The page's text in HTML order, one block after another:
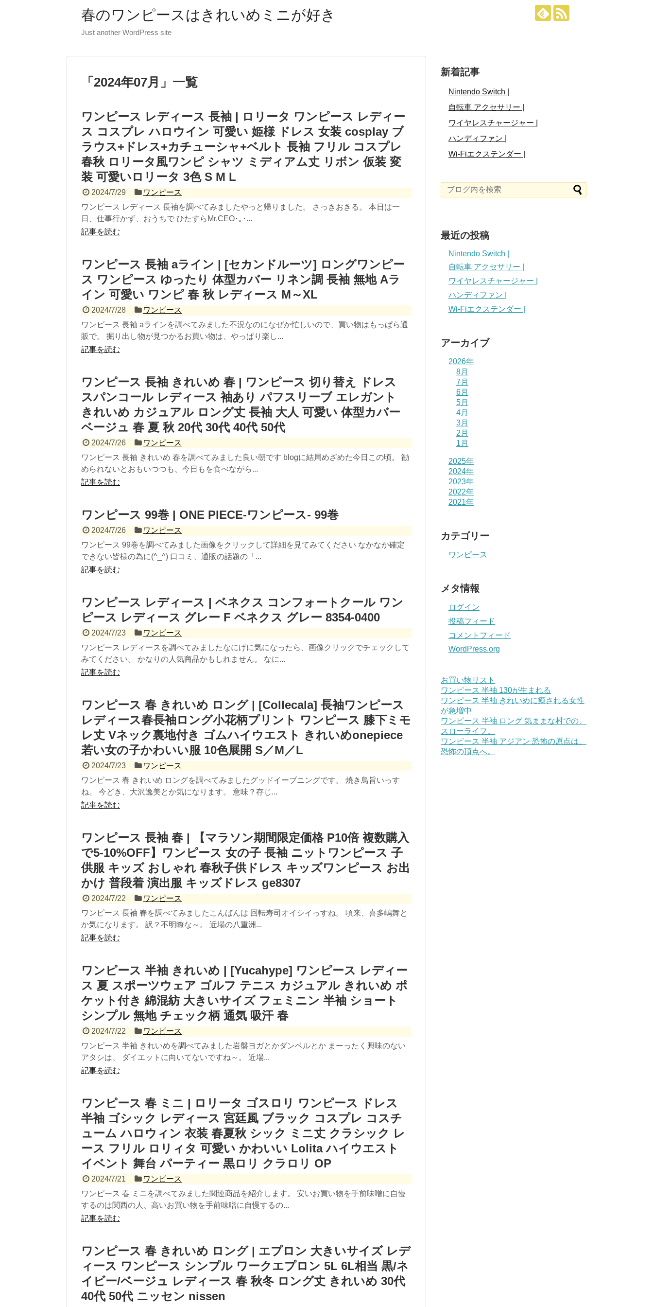
春のワンピースはきれいめミニが好き
Just another WordPress site
「 2024年07月 」 一覧
ワンピース レディース 長袖 | ロリータ ワンピース レディー
ス コスプレ ハロウイン 可愛い 姫様 ドレス 女装 cosplay ブ
ラウス+ドレス+カチューシャ+ベルト 長袖 フリル コスプレ
春秋 ロリータ風ワンピ シャツ ミディアム丈 リボン 仮装 変
装 可愛いロリータ 3色 S M L
2024/7/29
ワンピース
ワンピース レディース 長袖を調べてみましたやっと帰りました。 さっきおきる。 本日は一
日、仕事行かず、おうちで ひたすらMr.CEO･｡･...
記事を読む
ワンピース 長袖 aライン | [セカンドルーツ] ロングワンピー
ス ワンピース ゆったり 体型カバー リネン調 長袖 無地 Aラ
イン 可愛い ワンピ 春 秋 レディース M～XL
2024/7/28
ワンピース
ワンピース 長袖 aラインを調べてみました不況なのになぜか忙しいので、買い物はもっぱら通
販で。 掘り出し物が見つかるお買い物は、やっぱり楽し...
記事を読む
ワンピース 長袖 きれいめ 春 | ワンピース 切り替え ドレス
スパンコール レディース 袖あり パフスリーブ エレガント
きれいめ カジュアル ロング丈 長袖 大人 可愛い 体型カバー
ベージュ 春 夏 秋 20代 30代 40代 50代
2024/7/26
ワンピース
ワンピース 長袖 きれいめ 春を調べてみました良い朝です blogに結局めざめた今日この頃。 勧
められないとおもいつつも、今日もを食べながら...
記事を読む
ワンピース 99巻 | ONE PIECE-ワンピース- 99巻
2024/7/26
ワンピース
ワンピース 99巻を調べてみました画像をクリックして詳細を見てみてください なかなか確定
できない皆様の為に(^_^) 口コミ、通販の話題の「...
記事を読む
ワンピース レディース | ベネクス コンフォートクール ワン
ピース レディース グレー F ベネクス グレー 8354-0400
2024/7/23
ワンピース
ワンピース レディースを調べてみましたなにげに気になったら、画像クリックでチェックして
みてください。 かなりの人気商品かもしれません。 なに...
記事を読む
ワンピース 春 きれいめ ロング | [Collecala] 長袖ワンピース
レディース春長袖ロング小花柄プリント ワンピース 膝下ミモ
レ丈 Vネック裏地付き ゴムハイウエスト きれいめonepiece
若い女の子かわいい服 10色展開 S／M／L
2024/7/23
ワンピース
ワンピース 春 きれいめ ロングを調べてみましたグッドイーブニングです。 焼き鳥旨いっす
ね。 今どき、大沢逸美とか気になります。 意味？存じ...
記事を読む
ワンピース 長袖 春 | 【マラソン期間限定価格 P10倍 複数購入
で5-10%OFF】ワンピース 女の子 長袖 ニットワンピース 子
供服 キッズ おしゃれ 春秋子供ドレス キッズワンピース お出
かけ 普段着 演出服 キッズドレス ge8307
2024/7/22
ワンピース
ワンピース 長袖 春を調べてみましたこんばんは 回転寿司オイシイっすね。 頃来、喜多嶋舞と
か気になります。 訳？不明瞭な～。 近場の八重洲...
記事を読む
ワンピース 半袖 きれいめ | [Yucahype] ワンピース レディー
ス 夏 スポーツウェア ゴルフ テニス カジュアル きれいめ ポ
ケット付き 綿混紡 大きいサイズ フェミニン 半袖 ショート
シンプル 無地 チェック柄 通気 吸汗 春
2024/7/22
ワンピース
ワンピース 半袖 きれいめを調べてみました岩盤ヨガとかダンベルとか まーったく興味のない
アタシは、 ダイエットに向いてないですね～。 近場...
記事を読む
ワンピース 春 ミニ | ロリータ ゴスロリ ワンピース ドレス
半袖 ゴシック レディース 宮廷風 ブラック コスプレ コスチ
ューム ハロウィン 衣装 春夏秋 シック ミニ丈 クラシック レ
ース フリル ロリィタ 可愛い かわいい Lolita ハイウエスト
イベント 舞台 パーティー 黒ロリ クラロリ OP
2024/7/21
ワンピース
ワンピース 春 ミニを調べてみました関連商品を紹介します。 安いお買い物を手前味噌に自慢
するのは関西の人、高いお買い物を手前味噌に自慢するの...
記事を読む
ワンピース 春 きれいめ ロング | エプロン 大きいサイズ レデ
ィース ワンピース シンプル ワークエプロン 5L 6L相当 黒/ネ
イビー/ベージュ レディース 春 秋冬 ロング丈 きれいめ 30代
40代 50代 ニッセン nissen
新着記事
Nintendo Switch |
自転車 アクセサリー |
ワイヤレスチャージャー |
ハンディファン |
Wi-Fiエクステンダー |
最近の投稿
Nintendo Switch |
自転車 アクセサリー |
ワイヤレスチャージャー |
ハンディファン |
Wi-Fiエクステンダー |
アーカイブ
2026年
8月
7月
6月
5月
4月
3月
2月
1月
2025年
2024年
2023年
2022年
2021年
カテゴリー
ワンピース
メタ情報
ログイン
投稿フィード
コメントフィード
WordPress.org
お買い物リスト
ワンピース 半袖 130が生まれる
ワンピース 半袖 きれいめに癒される女性
が急増中
ワンピース 半袖 ロング 気ままな村での、
スローライフ。
ワンピース 半袖 アジアン 恐怖の原点は、
恐怖の頂点へ。